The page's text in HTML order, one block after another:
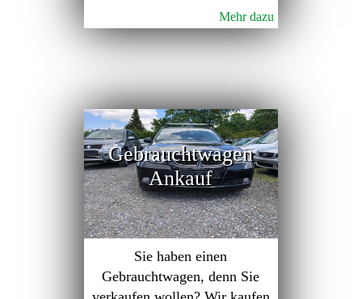
Mehr dazu
Gebrauchtwagen
Ankauf
Sie haben einen
Gebrauchtwagen, denn Sie